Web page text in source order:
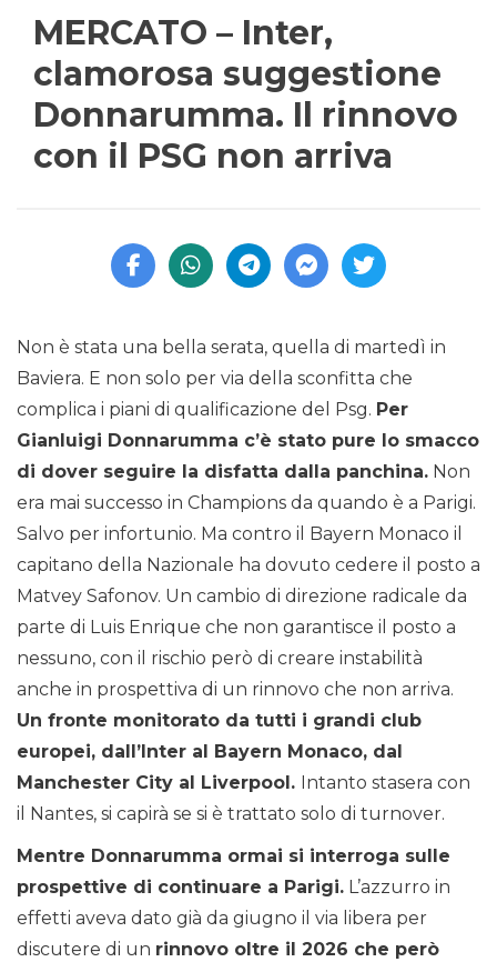
MERCATO – Inter,
clamorosa suggestione
Donnarumma. Il rinnovo
con il PSG non arriva
Non è stata una bella serata, quella di martedì in
Baviera. E non solo per via della sconfitta che
complica i piani di qualificazione del Psg. Per
Gianluigi Donnarumma c’è stato pure lo smacco
di dover seguire la disfatta dalla panchina. Non
era mai successo in Champions da quando è a Parigi.
Salvo per infortunio. Ma contro il Bayern Monaco il
capitano della Nazionale ha dovuto cedere il posto a
Matvey Safonov. Un cambio di direzione radicale da
parte di Luis Enrique che non garantisce il posto a
nessuno, con il rischio però di creare instabilità
anche in prospettiva di un rinnovo che non arriva.
Un fronte monitorato da tutti i grandi club
europei, dall’Inter al Bayern Monaco, dal
Manchester City al Liverpool. Intanto stasera con
il Nantes, si capirà se si è trattato solo di turnover.
Mentre Donnarumma ormai si interroga sulle
prospettive di continuare a Parigi. L’azzurro in
effetti aveva dato già da giugno il via libera per
discutere di un rinnovo oltre il 2026 che però